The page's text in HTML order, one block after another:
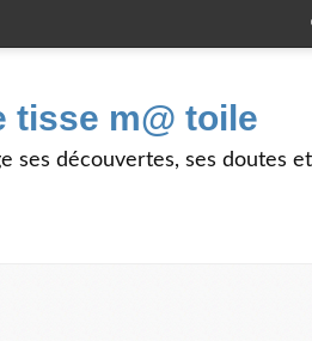
tisse m@ toile
ses découvertes, ses doutes